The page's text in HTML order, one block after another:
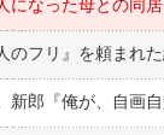
のフリ』を頼まれ